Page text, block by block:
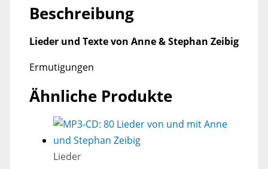
Menge
Beschreibung
Lieder und Texte von Anne & Stephan Zeibig
Ermutigungen
Ähnliche Produkte
Lieder